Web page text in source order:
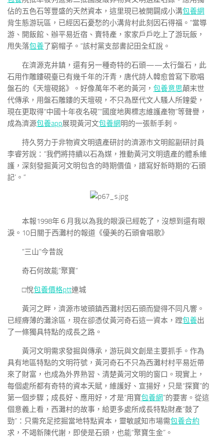
佔的五色石等豐盛的天然資本，這里現已被開闢成小溝包養網
背生態游玩區，已經因石憂愁的小溝背村此刻因石得福。“當導
游、開飯館、辦平易近宿、賣特產，家家戶戶吃上了游玩飯，
甩失落包養了窮帽子。”該村黨支部書記田全紅說。
在濟源克井鎮，還有另一種奇特的石頭——太行盤石，此
石用作雕鏤硯臺已有幾千年的汗青，唐代詩人韓愈曾寫下歌唱
盤石的《天壇硯銘》。好像萬年不老的黃河， 包養意思顛末世
代傳承，用盤石雕鏤的天壇硯，不只為歷代文人騷人所鐘愛，
現在更取得“中國十年夜名硯”“國度地輿標志維護產物”等聲譽，
成為濟源包養app展現黃河文包養網明的一張新手刺。
持久努力于非物資文明遺產研討的濟源市文明館副研討員
李睿芳說：“我們將持續以石為媒，推動黃河文明遺產的體系維
護，深刻發掘黃河文明包含的時期價值，譜寫好新時期的‘石頭
記’。”
本報1998年６月我以為我的眼淚已經乾了，沒想到還有眼
淚。10日關于西灘村的報道《優美的石頭會唱歌》
“三山”今昔說
奇石何故能“聚寶”
□悅包養價格ptt連城
黃河之畔，濟源市坡頭鎮西灘村因石頭而變得不同凡響。
已經瘠薄的灘涂區，現在卻憑仗黃河奇石這一資本，蹚包養出
了一條獨具特點的成長之路。
黃河文明需求發掘與傳承，游玩與文創是主要抓手。作為
具有地區特點的文明符號，黃河奇石不只為西灘村村平易近帶
來了財富，也成為外界熟習、清楚黃河文明的窗口。現實上，
每個處所都有奇特的資本天賦，維護好、宣揚好，只是“探寶”的
第一個步驟；成長好、應用好，才是“用寶包養網”的要害。從這
個意義上看，西灘村的故事，給更多處所成長特點財產“鼓了
勁”：只需充足挖掘當地特點資本，靈敏感知市場需包養合約
求，不竭新陳代謝，即使是石頭，也能“聚寶生金”。